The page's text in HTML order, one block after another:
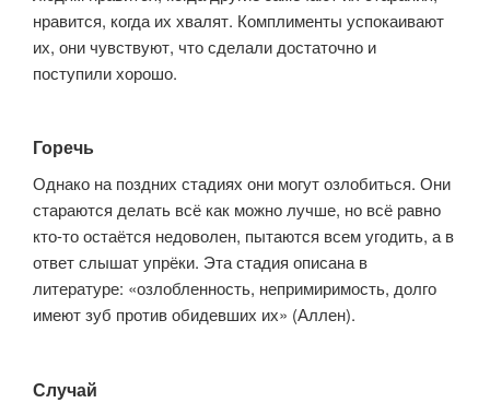
нравится, когда их хвалят. Комплименты успокаивают
их, они чувствуют, что сделали достаточно и
поступили хорошо.
Горечь
Однако на поздних стадиях они могут озлобиться. Они
стараются делать всё как можно лучше, но всё равно
кто-то остаётся недоволен, пытаются всем угодить, а в
ответ слышат упрёки. Эта стадия описана в
литературе: «озлобленность, непримиримость, долго
имеют зуб против обидевших их» (Аллен).
Случай